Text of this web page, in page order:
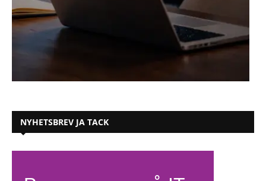
NYHETSBREV JA TACK